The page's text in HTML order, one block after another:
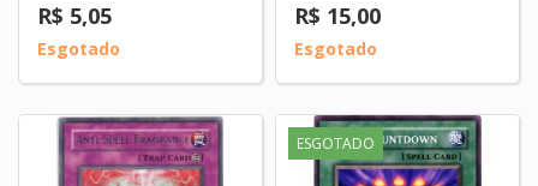
R$ 5,05
Esgotado
R$ 15,00
Esgotado
ESGOTADO